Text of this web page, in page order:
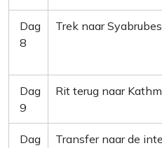
Dag
8
Trek naar
Dag
9
Rit terug naar
Dag
Transfer naar de